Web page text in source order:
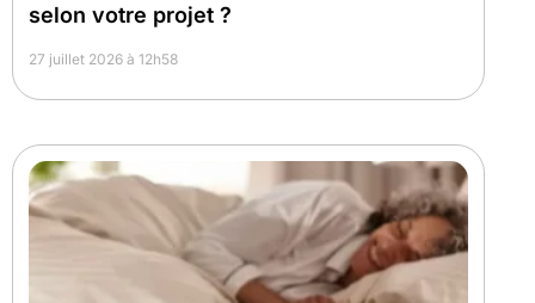
selon votre projet ?
27 juillet 2026 à 12h58